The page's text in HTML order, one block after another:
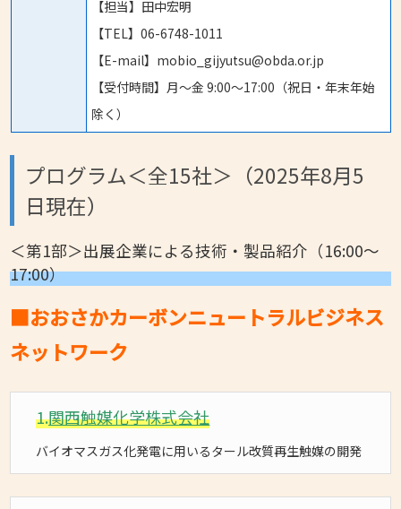
【担当】田中宏明
【TEL】06-6748-1011
【E-mail】mobio_gijyutsu@obda.or.jp
【受付時間】月〜金 9:00〜17:00（祝日・年末年始
除く）
プログラム＜全15社＞（2025年8月5
日現在）
＜第1部＞出展企業による技術・製品紹介（16:00～
17:00）
■おおさかカーボンニュートラルビジネス
ネットワーク
1.関西触媒化学株式会社
バイオマスガス化発電に用いるタール改質再生触媒の開発